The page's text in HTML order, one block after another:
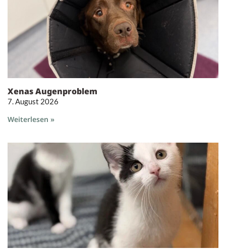
Xenas Augenproblem
7. August 2026
Weiterlesen »